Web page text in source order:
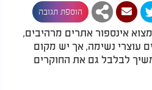
הוספת תגובה
אינספור אתרים מרהיבים,
עוצרי נשימה, אך יש מקום
לבלבל גם את החוקרים